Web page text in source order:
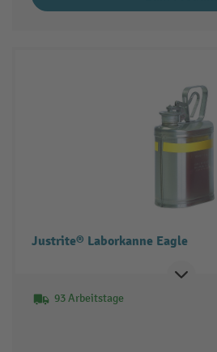
Justrite® Laborkanne Eagle
93 Arbeitstage